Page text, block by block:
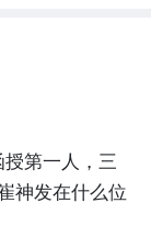
第一人，三
神发在什么位